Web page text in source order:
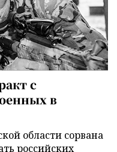
с
в
области сорвана
российских